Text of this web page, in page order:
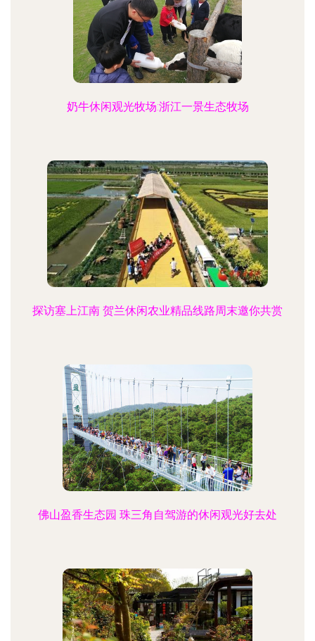
奶牛休闲观光牧场:浙江一景生态牧场
探访塞上江南 贺兰休闲农业精品线路周末邀你共赏
佛山盈香生态园 珠三角自驾游的休闲观光好去处